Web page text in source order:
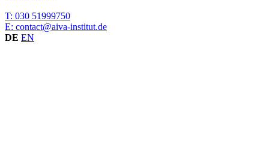
T: 030 51999750
E: contact@aiva-institut.de
DE EN